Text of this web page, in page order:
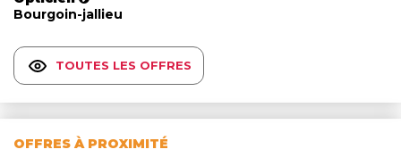
Bourgoin-jallieu
TOUTES LES OFFRES
OFFRES À PROXIMITÉ